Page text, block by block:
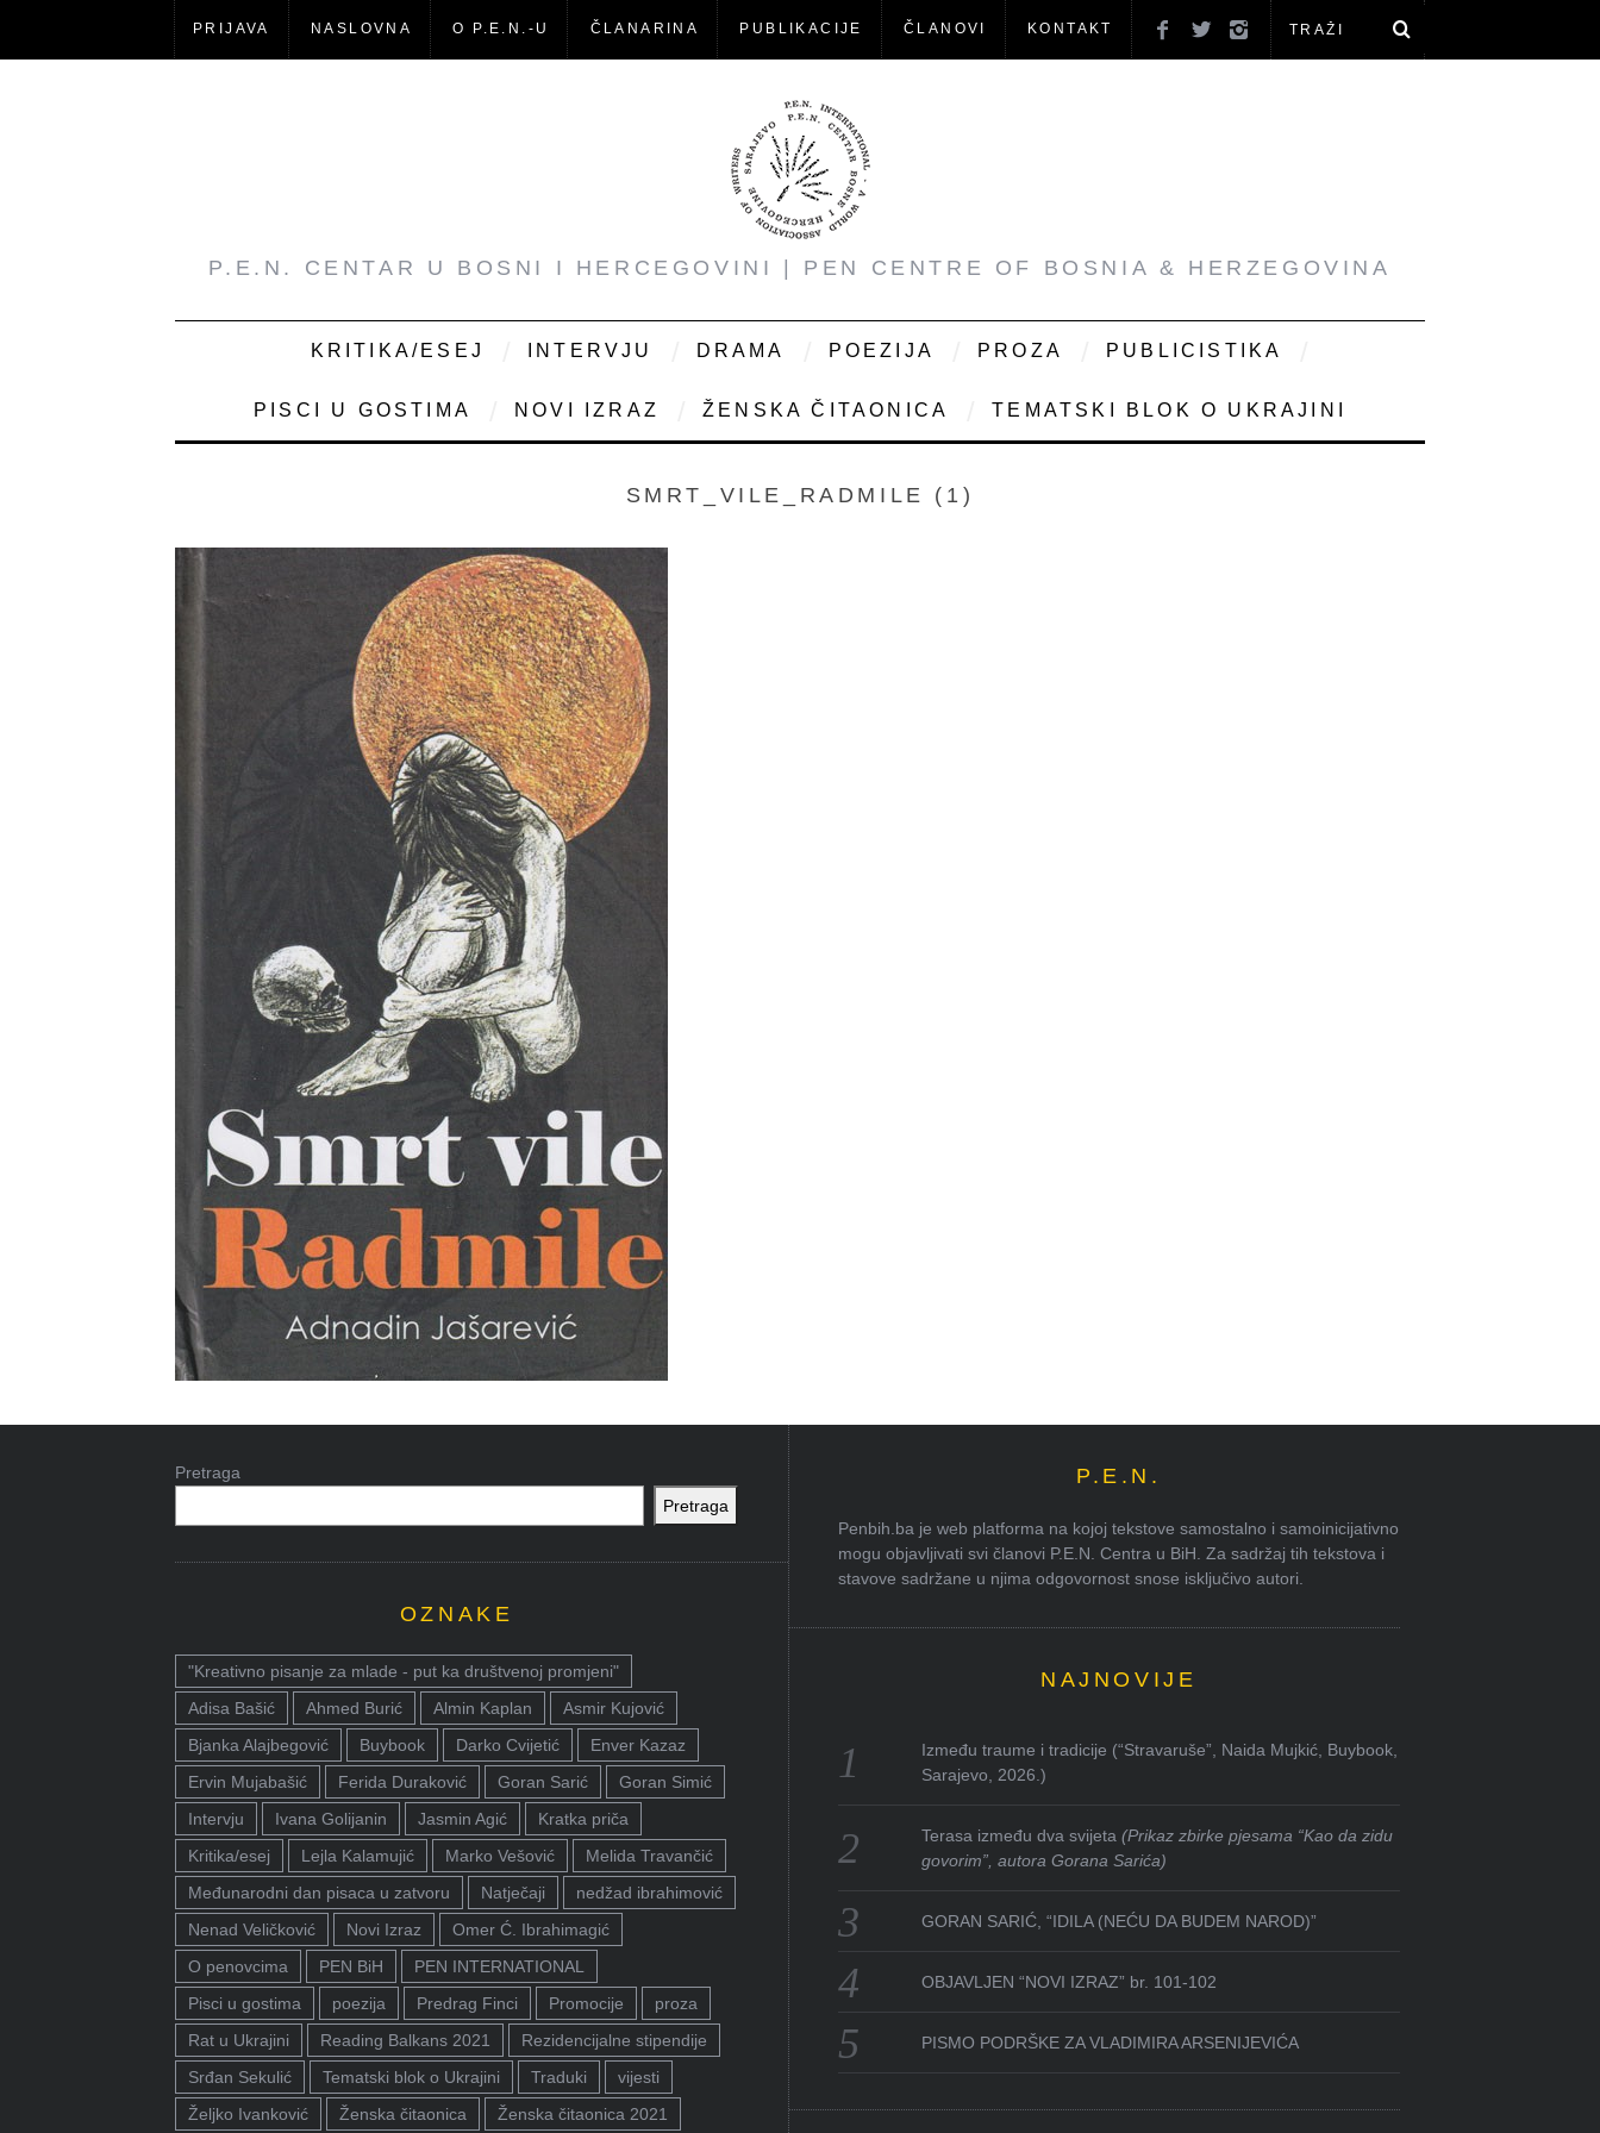
PRIJAVA NASLOVNA O P.E.N.-U ČLANARINA PUBLIKACIJE ČLANOVI KONTAKT
P.E.N. CENTAR U BOSNI I HERCEGOVINI | PEN CENTRE OF BOSNIA & HERZEGOVINA
KRITIKA/ESEJ INTERVJU DRAMA POEZIJA PROZA PUBLICISTIKA
PISCI U GOSTIMA NOVI IZRAZ ŽENSKA ČITAONICA TEMATSKI BLOK O UKRAJINI
SMRT_VILE_RADMILE (1)
Pretraga
Pretraga
OZNAKE
"Kreativno pisanje za mlade - put ka društvenoj promjeni"
Adisa Bašić
Ahmed Burić Almin Kaplan
Asmir Kujović
Bjanka Alajbegović
Buybook Darko Cvijetić
Enver Kazaz
Ervin Mujabašić
Ferida Duraković Goran Sarić
Goran Simić
Intervju
Ivana Golijanin Jasmin Agić
Kratka priča
Kritika/esej
Lejla Kalamujić Marko Vešović
Melida Travančić
Međunarodni dan pisaca u zatvoru
Natječaji
nedžad ibrahimović
Nenad Veličković
Novi Izraz
Omer Ć. Ibrahimagić
O penovcima
PEN BiH
PEN INTERNATIONAL
Pisci u gostima
poezija Predrag Finci Promocije
proza
Rat u Ukrajini
Reading Balkans 2021
Rezidencijalne stipendije
Srđan Sekulić
Tematski blok o Ukrajini Traduki
vijesti
Željko Ivanković
Ženska čitaonica Ženska čitaonica 2021
P.E.N.
Penbih.ba je web platforma na kojoj tekstove samostalno i samoinicijativno
mogu objavljivati svi članovi P.E.N. Centra u BiH. Za sadržaj tih tekstova i
stavove sadržane u njima odgovornost snose isključivo autori.
NAJNOVIJE
Između traume i tradicije (“Stravaruše”, Naida Mujkić, Buybook,
Sarajevo, 2026.)
Terasa između dva svijeta(Prikaz zbirke pjesama “Kao da zidu
govorim”, autora Gorana Sarića)
GORAN SARIĆ, “IDILA (NEĆU DA BUDEM NAROD)”
OBJAVLJEN “NOVI IZRAZ” br. 101-102
PISMO PODRŠKE ZA VLADIMIRA ARSENIJEVIĆA